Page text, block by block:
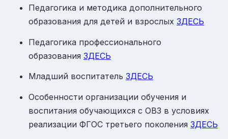
Педагогика и методика дополнительного
образования для детей и взрослых ЗДЕСЬ
Педагогика профессионального
образования ЗДЕСЬ
Младший воспитатель ЗДЕСЬ
Особенности организации обучения и
воспитания обучающихся с ОВЗ в условиях
реализации ФГОС третьего поколения ЗДЕСЬ